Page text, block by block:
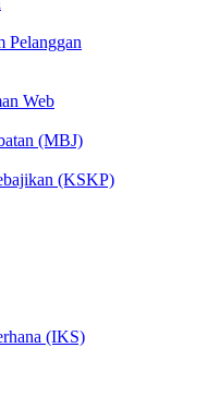
Pelanggan
Web
(MBJ)
(KSKP)
(IKS)